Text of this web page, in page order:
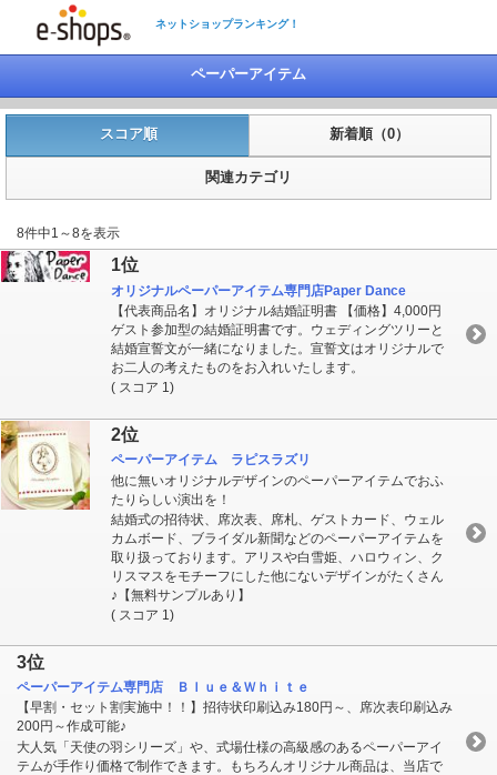
ネットショップランキング！
ペーパーアイテム
スコア順 新着順（0）
関連カテゴリ
8件中1～8を表示
1位
オリジナルペーパーアイテム専門店Paper Dance
【代表商品名】オリジナル結婚証明書 【価格】4,000円
ゲスト参加型の結婚証明書です。ウェディングツリーと
結婚宣誓文が一緒になりました。宣誓文はオリジナルで
お二人の考えたものをお入れいたします。
( スコア 1)
2位
ペーパーアイテム ラピスラズリ
他に無いオリジナルデザインのペーパーアイテムでおふ
たりらしい演出を！
結婚式の招待状、席次表、席札、ゲストカード、ウェル
カムボード、ブライダル新聞などのペーパーアイテムを
取り扱っております。アリスや白雪姫、ハロウィン、ク
リスマスをモチーフにした他にないデザインがたくさん
♪【無料サンプルあり】
( スコア 1)
3位
ペーパーアイテム専門店 Ｂｌｕｅ＆Ｗｈｉｔｅ
【早割・セット割実施中！！】招待状印刷込み180円～、席次表印刷込み
200円～作成可能♪
大人気「天使の羽シリーズ」や、式場仕様の高級感のあるペーパーアイ
テムが手作り価格で制作できます。もちろんオリジナル商品は、当店で